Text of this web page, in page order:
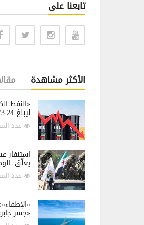
تابعنا على
الأكثر مشاهدة
ليبلغ 73.24 دولاراً للبرميل
عدد
استنفار
يعلّق:
عدد
«جسر